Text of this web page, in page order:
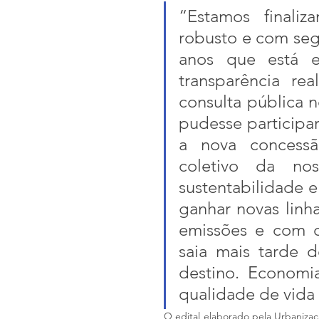
“Estamos
robusto e com
anos que está
transparência
consulta pública
pudesse
a nova
coletivo da
sustentabilidade
ganhar novas
emissões e com
saia mais tarde
destino.
qualidade de
O edital elaborado pela